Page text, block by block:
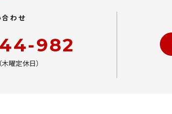
わせ
982
曜定休日）